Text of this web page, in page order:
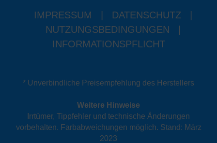
IMPRESSUM DATENSCHUTZ
NUTZUNGSBEDINGUNGEN
INFORMATIONSPFLICHT
* Unverbindliche Preisempfehlung des Herstellers
Weitere Hinweise
Irrtümer, Tippfehler und technische Änderungen
vorbehalten. Farbabweichungen möglich. Stand: März
2023